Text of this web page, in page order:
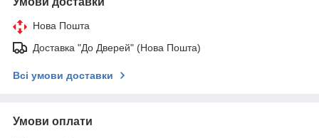
Нова Пошта
Доставка "До Дверей" (Нова Пошта)
Всі умови доставки
Умови оплати